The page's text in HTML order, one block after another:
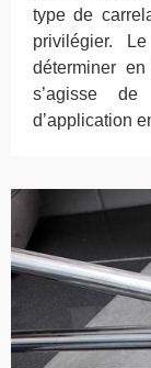
type de
privilégier.
déterminer
s’agisse
d’application